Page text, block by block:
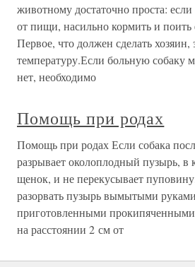
животному достаточно проста: если
от пищи, насильно кормить и поить
Первое, что должен сделать хозяин,
температуру.Если больную собаку
нет, необходимо
Помощь при родах
Помощь при родах Если собака
разрывает околоплодный пузырь, в
щенок, и не перекусывает
разорвать пузырь вымытыми
приготовленными
на расстоянии 2 см от